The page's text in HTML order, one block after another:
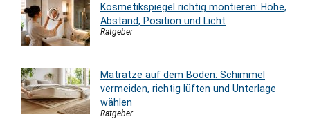
Kosmetikspiegel richtig montieren: Höhe,
Abstand, Position und Licht
Ratgeber
Matratze auf dem Boden: Schimmel
vermeiden, richtig lüften und Unterlage
wählen
Ratgeber